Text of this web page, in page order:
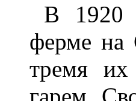
В 1920
ферме на
тремя
гарем.